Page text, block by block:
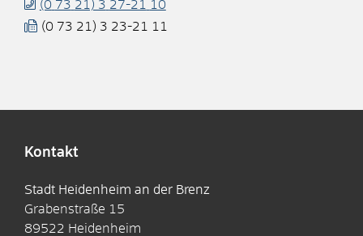
(0 73 21) 3 27-21
10
(0 73 21) 3 23-21 11
Kontakt
Stadt Heidenheim an der Brenz
Grabenstraße 15
89522 Heidenheim